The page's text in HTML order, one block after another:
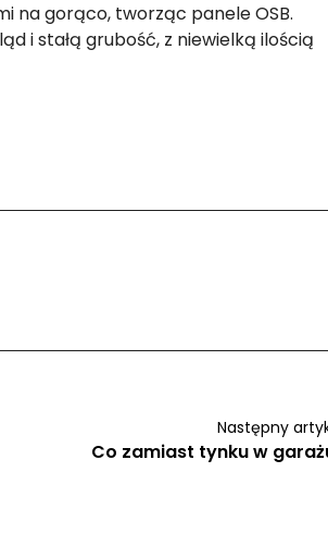
na gorąco, tworząc panele OSB.
i stałą grubość, z niewielką ilością
Następny
Co zamiast tynku w